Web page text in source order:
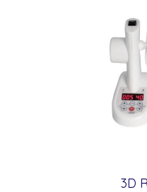
3D